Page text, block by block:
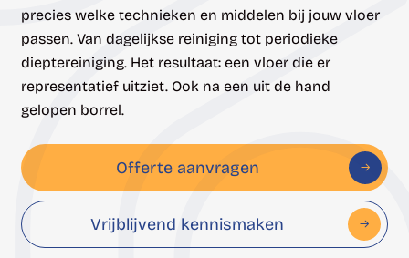
precies welke technieken en middelen bij jouw vloer
passen. Van dagelijkse reiniging tot periodieke
dieptereiniging. Het resultaat: een vloer die er
representatief uitziet. Ook na een uit de hand
gelopen borrel.
Offerte aanvragen
Vrijblijvend kennismaken